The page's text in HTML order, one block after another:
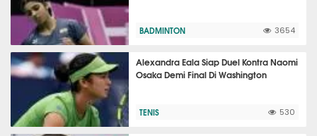
BADMINTON 3654
Alexandra Eala Siap Duel Kontra Naomi
Osaka Demi Final Di Washington
TENIS 530